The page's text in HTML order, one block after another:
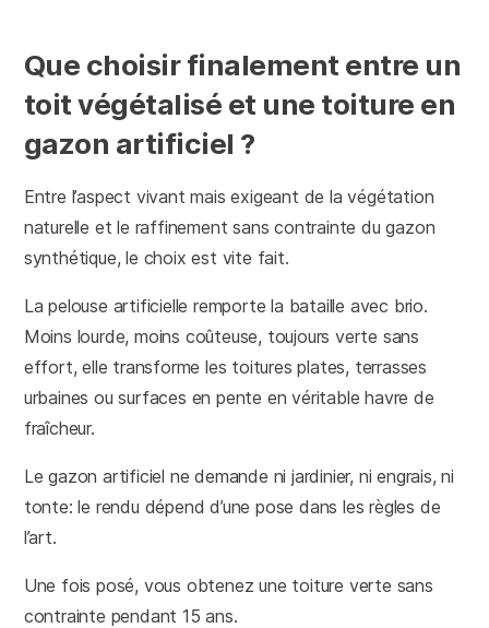
Que choisir finalement entre un
toit végétalisé et une toiture en
gazon artificiel ?
Entre l’aspect vivant mais exigeant de la végétation
naturelle et le raffinement sans contrainte du gazon
synthétique, le choix est vite fait.
La pelouse artificielle remporte la bataille avec brio.
Moins lourde, moins coûteuse, toujours verte sans
effort, elle transforme les toitures plates, terrasses
urbaines ou surfaces en pente en véritable havre de
fraîcheur.
Le gazon artificiel ne demande ni jardinier, ni engrais, ni
tonte: le rendu dépend d’une pose dans les règles de
l’art.
Une fois posé, vous obtenez une toiture verte sans
contrainte pendant 15 ans.